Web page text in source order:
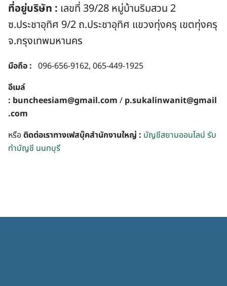
ที่อยู่บริษัท : เลขที่ 39/28 หมู่บ้านริมสวน 2
ซ.ประชาอุทิศ 9/2 ถ.ประชาอุทิศ แขวงทุ่งครุ เขตทุ่งครุ
จ.กรุงเทพมหานคร
มือถือ : 096-656-9162, 065-449-1925
อีเมล์
: buncheesiam@gmail.com / p.sukalinwanit@gmail
.com
หรือติดต่อเราทางเฟสบุ๊คสำนักงานใหญ่ : บัญชีสยามออนไลน์ รับ
ทำบัญชี นนทบุรี